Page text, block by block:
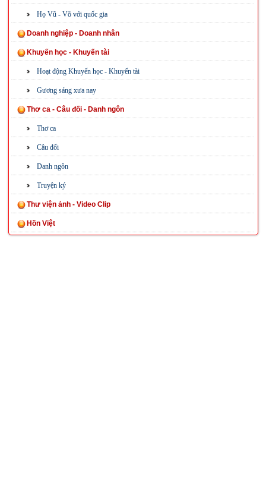
Họ Vũ - Võ với quốc gia
Doanh nghiệp - Doanh nhân
Khuyến học - Khuyến tài
Hoạt động Khuyến học - Khuyến tài
Gương sáng xưa nay
Thơ ca - Câu đối - Danh ngôn
Thơ ca
Câu đối
Danh ngôn
Truyện ký
Thư viện ảnh - Video Clip
Hồn Việt